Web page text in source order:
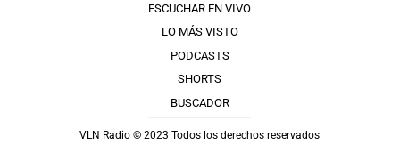
ESCUCHAR EN VIVO
LO MÁS VISTO
PODCASTS
SHORTS
BUSCADOR
VLN Radio © 2023 Todos los derechos reservados